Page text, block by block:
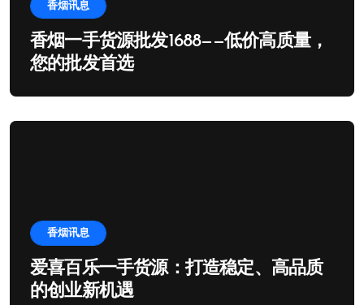
香烟讯息
香烟一手货源批发1688——低价高质量，
您的批发首选
香烟讯息
爱喜百乐一手货源：打造稳定、高品质
的创业新机遇